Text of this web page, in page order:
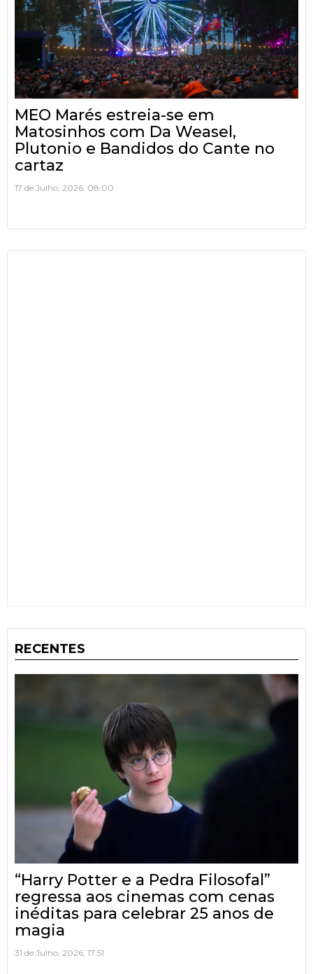
MEO Marés estreia-se em
Matosinhos com Da Weasel,
Plutonio e Bandidos do Cante no
cartaz
17 de Julho, 2026, 08:00
RECENTES
“Harry Potter e a Pedra Filosofal”
regressa aos cinemas com cenas
inéditas para celebrar 25 anos de
magia
31 de Julho, 2026, 17:51